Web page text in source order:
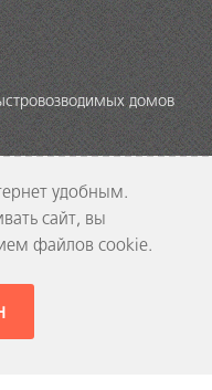
домов
мы?
оценка
разработки
права
удобным.
сайт, вы
файлов cookie.